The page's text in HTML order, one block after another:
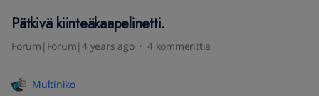
Pätkivä kiinteäkaapelinetti.
Forum|Forum|4 years ago 4 kommenttia
Multiniko